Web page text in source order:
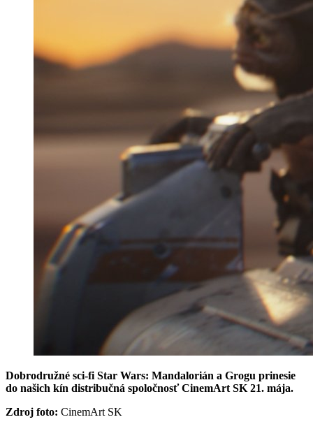
Dobrodružné sci-fi Star Wars: Mandalorián a Grogu prinesie
do našich kín distribučná spoločnosť CinemArt SK 21. mája.
Zdroj foto: CinemArt SK